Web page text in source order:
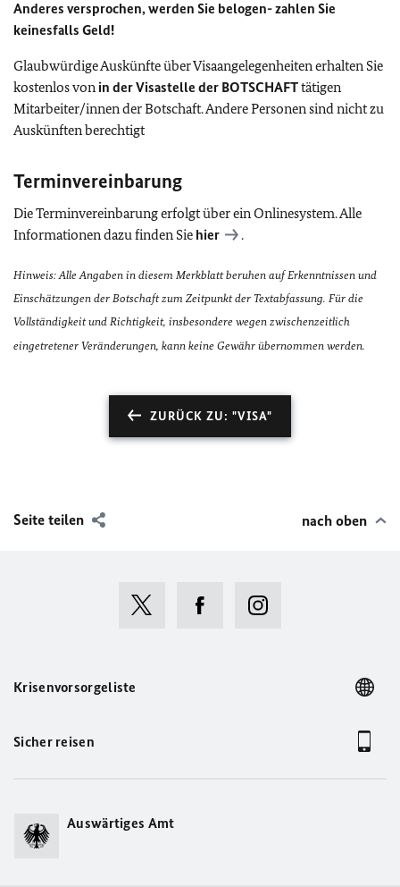
Anderes versprochen, werden Sie belogen- zahlen Sie
keinesfalls Geld!
Glaubwürdige Auskünfte über Visaangelegenheiten erhalten Sie
kostenlos von in der Visastelle der BOTSCHAFTtätigen
Mitarbeiter/innen der Botschaft. Andere Personen sind nicht zu
Auskünften berechtigt
Terminvereinbarung
Die Terminvereinbarung erfolgt über ein Onlinesystem. Alle
Informationen dazu finden Sie hier .
Hinweis: Alle Angaben in diesem Merkblatt beruhen auf Erkenntnissen und
Einschätzungen der Botschaft zum Zeitpunkt der Textabfassung. Für die
Vollständigkeit und Richtigkeit, insbesondere wegen zwischenzeitlich
eingetretener Veränderungen, kann keine Gewähr übernommen werden.
ZURÜCK ZU: "VISA"
Seite teilen nach oben
Krisenvorsorgeliste
Sicher reisen
Auswärtiges Amt